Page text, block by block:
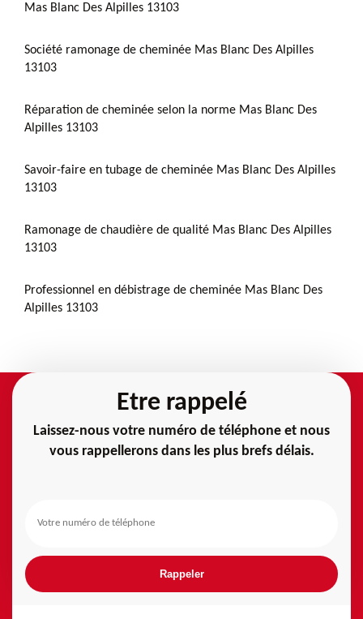
Mas Blanc Des Alpilles 13103
Société ramonage de cheminée Mas Blanc Des Alpilles
13103
Réparation de cheminée selon la norme Mas Blanc Des
Alpilles 13103
Savoir-faire en tubage de cheminée Mas Blanc Des Alpilles
13103
Ramonage de chaudière de qualité Mas Blanc Des Alpilles
13103
Professionnel en débistrage de cheminée Mas Blanc Des
Alpilles 13103
Etre rappelé
Laissez-nous votre numéro de téléphone et nous
vous rappellerons dans les plus brefs délais.